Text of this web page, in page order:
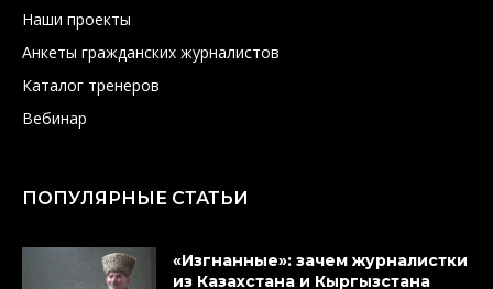
Наши проекты
Анкеты гражданских журналистов
Каталог тренеров
Вебинар
ПОПУЛЯРНЫЕ СТАТЬИ
«Изгнанные»: зачем журналистки
из Казахстана и Кыргызстана